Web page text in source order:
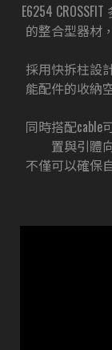
E6254
的整合型器材
採用快拆柱設
能配件的收納
同時搭配cable
置與引體
不僅可以確保